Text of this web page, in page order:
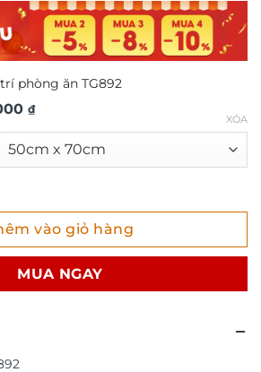
phòng ăn TG892
₫
XÓA
trí phòng ăn TG892 số lượng
vào giỏ hàng
MUA NGAY